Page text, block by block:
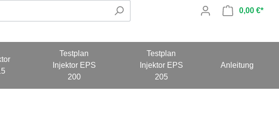
0,00 €*
Testplan
Injektor EPS
200
Testplan
Injektor EPS
205
Anleitung